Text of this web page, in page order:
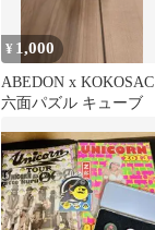
¥ 1,000
ABEDON x KOKOSAC
六面パズル キューブ